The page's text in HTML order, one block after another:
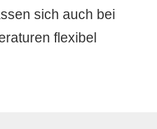
sich auch bei
flexibel